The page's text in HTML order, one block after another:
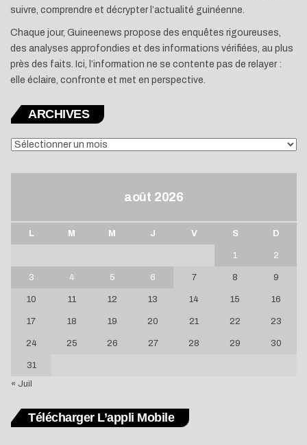
suivre, comprendre et décrypter l’actualité guinéenne.
Chaque jour, Guineenews propose des enquêtes rigoureuses,
des analyses approfondies et des informations vérifiées, au plus
près des faits. Ici, l’information ne se contente pas de relayer :
elle éclaire, confronte et met en perspective.
ARCHIVES
ARCHIVES
août 2026
L M M J V S D
1 2
3 4 5 6 7 8 9
10 11 12 13 14 15 16
17 18 19 20 21 22 23
24 25 26 27 28 29 30
31
« Juil
Télécharger L’appli Mobile